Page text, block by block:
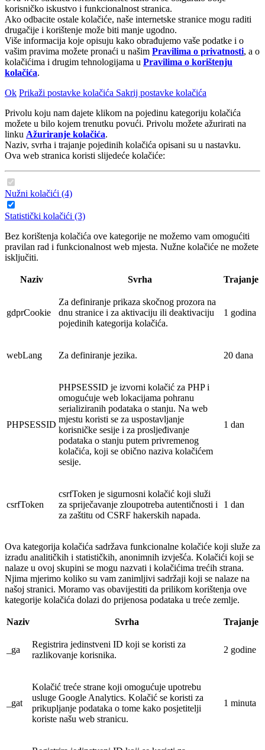
korisničko iskustvo i funkcionalnost stranica.
Ako odbacite ostale kolačiće, naše internetske stranice mogu raditi
drugačije i korištenje može biti manje ugodno.
Više informacija koje opisuju kako obrađujemo vaše podatke i o
vašim pravima možete pronaći u našim Pravilima o privatnosti, a o
kolačićima i drugim tehnologijama u Pravilima o korištenju
kolačića.
Ok Prikaži postavke kolačića Sakrij postavke kolačića
Privolu koju nam dajete klikom na pojedinu kategoriju kolačića
možete u bilo kojem trenutku povući. Privolu možete ažurirati na
linku Ažuriranje kolačića.
Naziv, svrha i trajanje pojedinih kolačića opisani su u nastavku.
Ova web stranica koristi slijedeće kolačiće:
Nužni kolačići (4)
Statistički kolačići (3)
Bez korištenja kolačića ove kategorije ne možemo vam omogućiti
pravilan rad i funkcionalnost web mjesta. Nužne kolačiće ne možete
isključiti.
Naziv Svrha Trajanje
gdprCookie
Za definiranje prikaza skočnog prozora na
dnu stranice i za aktivaciju ili deaktivaciju
pojedinih kategorija kolačića.
1 godina
webLang Za definiranje jezika. 20 dana
PHPSESSID
PHPSESSID je izvorni kolačić za PHP i
omogućuje web lokacijama pohranu
serializiranih podataka o stanju. Na web
mjestu koristi se za uspostavljanje
korisničke sesije i za prosljeđivanje
podataka o stanju putem privremenog
kolačića, koji se obično naziva kolačićem
sesije.
1 dan
csrfToken
csrfToken je sigurnosni kolačić koji služi
za spriječavanje zloupotreba autentičnosti i
za zaštitu od CSRF hakerskih napada.
1 dan
Ova kategorija kolačića sadržava funkcionalne kolačiće koji služe za
izradu analitičkih i statističkih, anonimnih izvješća. Kolačići koji se
nalaze u ovoj skupini se mogu nazvati i kolačićima trećih strana.
Njima mjerimo koliko su vam zanimljivi sadržaji koji se nalaze na
našoj stranici. Moramo vas obavijestiti da prilikom korištenja ove
kategorije kolačića dolazi do prijenosa podataka u treće zemlje.
Naziv Svrha Trajanje
_ga
Registrira jedinstveni ID koji se koristi za
razlikovanje korisnika.
2 godine
_gat
Kolačić treće strane koji omogućuje upotrebu
usluge Google Analytics. Kolačić se koristi za
prikupljanje podataka o tome kako posjetitelji
koriste našu web stranicu.
1 minuta